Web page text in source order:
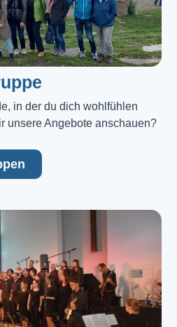
in der du dich wohlfühlen
unsere Angebote anschauen?